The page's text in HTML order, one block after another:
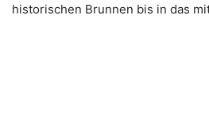
historischen Brunnen bis in das